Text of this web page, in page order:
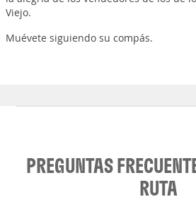
Viejo.
Muévete siguiendo su compás.
PREGUNTAS
RUTA